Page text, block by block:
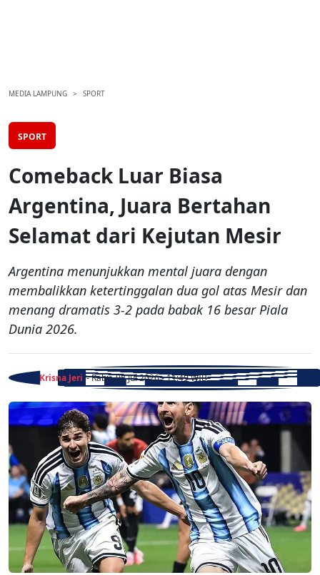
MEDIA LAMPUNG SPORT
SPORT
Comeback Luar Biasa
Argentina, Juara Bertahan
Selamat dari Kejutan Mesir
Argentina menunjukkan mental juara dengan
membalikkan ketertinggalan dua gol atas Mesir dan
menang dramatis 3-2 pada babak 16 besar Piala
Dunia 2026.
Krisna Jeri - Rabu, 08 Jul 2026 - 11:49 WIB